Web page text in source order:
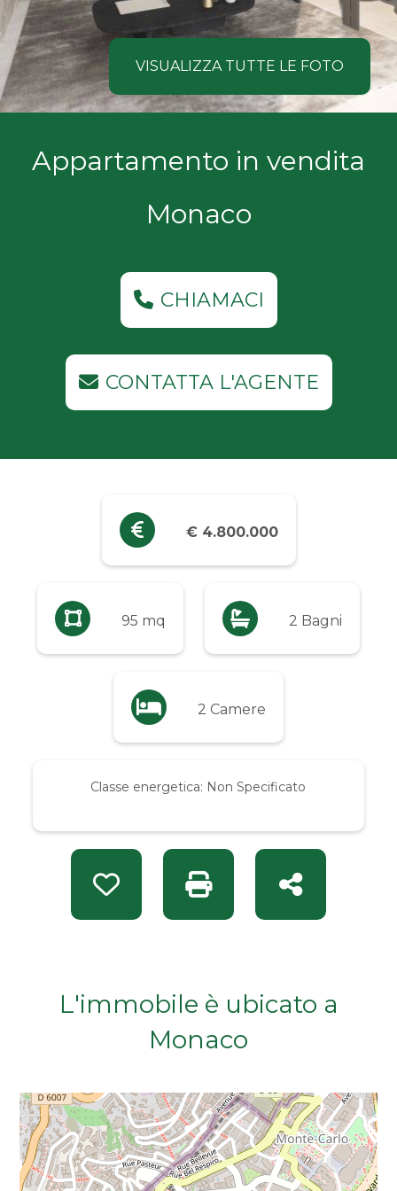
VISUALIZZA TUTTE LE FOTO
Appartamento in vendita
Monaco
CHIAMACI
CONTATTA L'AGENTE
€ 4.800.000
95 mq 2 Bagni
2 Camere
Classe energetica: Non Specificato
Preferiti: Rif. A 12450Stampa: Rif. A 12450
Condividi
L'immobile è ubicato a
Monaco
COSA
CERCANO
NOSTRI
Comune
Tipologia
-
Industriali
Qualsiasi
Fino a € 5.000
Da € 10.000 a € 20.000
Da € 100.000 a € 200.000
Da € 200.000 a € 400.000
Da € 600.000 a € 800.000
Da € 1.000.000 a € 2.000.000
Da € 2.000.000 a € 5.000.000